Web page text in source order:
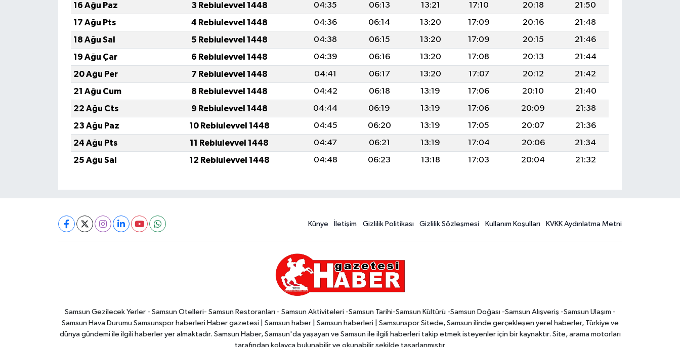
16 Ağu Paz
3 Rebiulevvel 1448 04:35 06:13 13:21 17:10 20:18
21:50
17 Ağu Pts
4 Rebiulevvel 1448 04:36 06:14 13:20 17:09 20:16
21:48
18 Ağu Sal
5 Rebiulevvel 1448 04:38 06:15 13:20 17:09 20:15
21:46
19 Ağu Çar
6 Rebiulevvel 1448 04:39 06:16 13:20 17:08 20:13
21:44
20 Ağu Per
7 Rebiulevvel 1448 04:41 06:17 13:20 17:07 20:12
21:42
21 Ağu Cum
8 Rebiulevvel 1448 04:42 06:18 13:19 17:06 20:10
21:40
22 Ağu Cts
9 Rebiulevvel 1448 04:44 06:19 13:19 17:06 20:09
21:38
23 Ağu Paz
10 Rebiulevvel 1448 04:45 06:20 13:19 17:05 20:07
21:36
24 Ağu Pts
11 Rebiulevvel 1448 04:47 06:21 13:19 17:04 20:06
21:34
25 Ağu Sal
12 Rebiulevvel 1448 04:48 06:23 13:18 17:03 20:04 21:32
Künye İletişim Gizlilik Politikası Gizlilik Sözleşmesi Kullanım Koşulları KVKK Aydınlatma Metni
Samsun Gezilecek Yerler - Samsun Otelleri- Samsun Restoranları - Samsun Aktiviteleri -Samsun Tarihi-Samsun Kültürü -Samsun Doğası -Samsun Alışveriş -Samsun Ulaşım -
Samsun Hava Durumu Samsunspor haberleri Haber gazetesi | Samsun haber | Samsun haberleri | Samsunspor Sitede, Samsun ilinde gerçekleşen yerel haberler, Türkiye ve
dünya gündemi ile ilgili haberler yer almaktadır. Samsun Haber, Samsun'da yaşayan ve Samsun ile ilgili haberleri takip etmek isteyenler için bir kaynaktır. Site, arama motorları
tarafından kolayca bulunabilir ve okunabilir şekilde tasarlanmıştır